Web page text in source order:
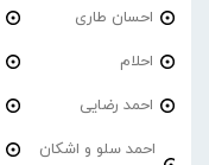
احسان طاری
احلام
احمد‌ رضایی
احمد سلو و اشکان